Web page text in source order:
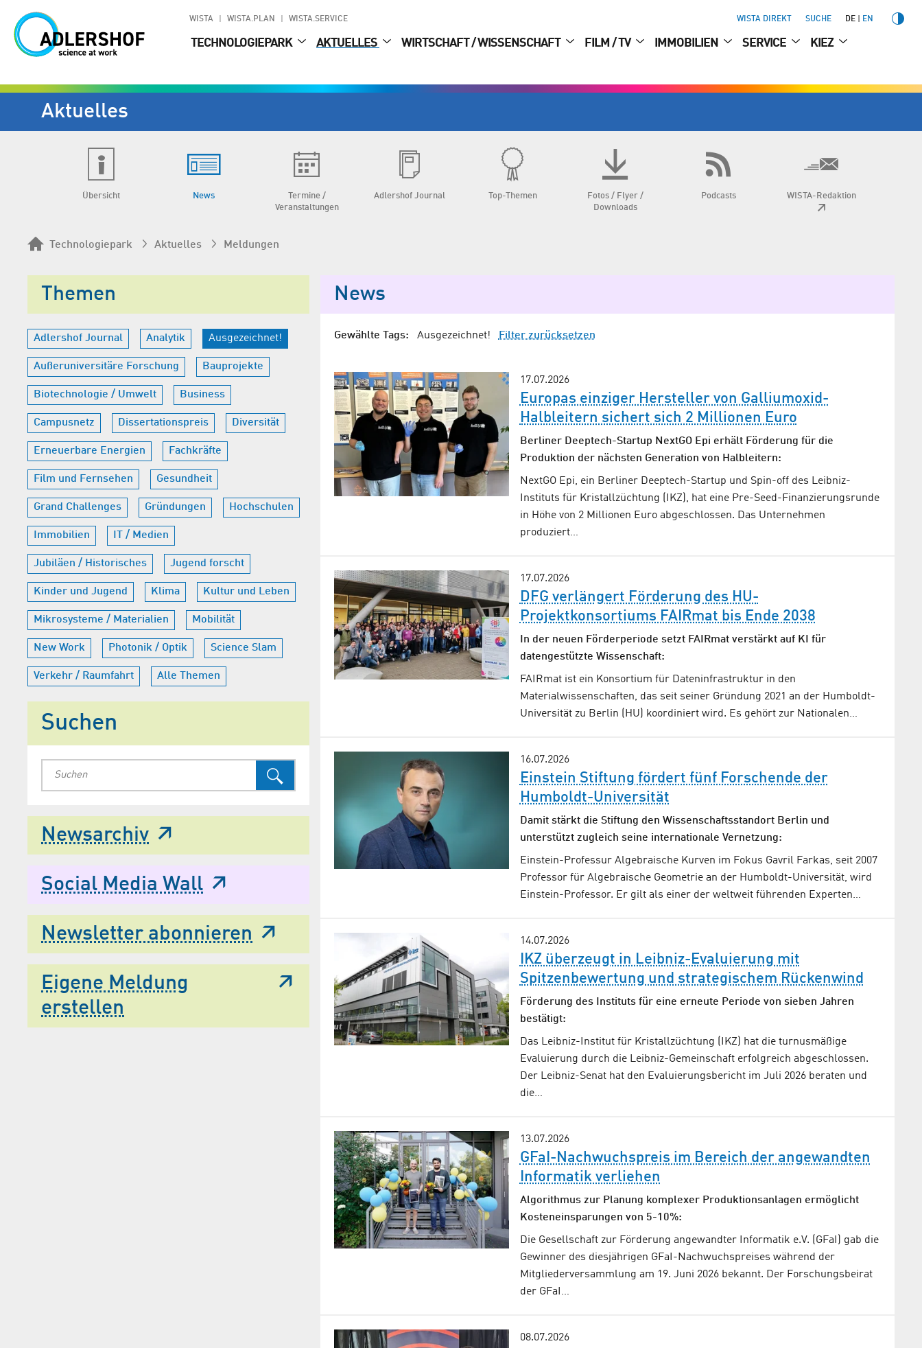
WISTA WISTA.PLAN WISTA.SERVICE WISTA DIREKT SUCHE DE EN
TECHNOLOGIEPARK AKTUELLES WIRTSCHAFT / WISSENSCHAFT FILM / TV IMMOBILIEN SERVICE KIEZ
Aktuelles
Übersicht News
Termine /
Veranstaltungen
Adlershof Journal Top-Themen
Fotos / Flyer /
Downloads
Podcasts WISTA-Redaktion
Technologiepark Aktuelles Meldungen
Themen
Adlershof Journal Analytik Ausgezeichnet!
Außeruniversitäre Forschung Bauprojekte
Biotechnologie / Umwelt Business
Campusnetz Dissertationspreis Diversität
Erneuerbare Energien Fachkräfte
Film und Fernsehen Gesundheit
Grand Challenges Gründungen Hochschulen
Immobilien IT / Medien
Jubiläen / Historisches Jugend forscht
Kinder und Jugend Klima Kultur und Leben
Mikrosysteme / Materialien Mobilität
New Work Photonik / Optik Science Slam
Verkehr / Raumfahrt Alle Themen
Suchen
Newsarchiv
Social Media Wall
Newsletter abonnieren
Eigene Meldung
erstellen
News
Gewählte Tags: Ausgezeichnet! Filter zurücksetzen
17.07.2026
Europas einziger Hersteller von Galliumoxid-
Halbleitern sichert sich 2 Millionen Euro
Berliner Deeptech-Startup NextGO Epi erhält Förderung für die
Produktion der nächsten Generation von Halbleitern:
NextGO Epi, ein Berliner Deeptech-Startup und Spin-off des Leibniz-
Instituts für Kristallzüchtung (IKZ), hat eine Pre-Seed-Finanzierungsrunde
in Höhe von 2 Millionen Euro abgeschlossen. Das Unternehmen
produziert…
17.07.2026
DFG verlängert Förderung des HU-
Projektkonsortiums FAIRmat bis Ende 2038
In der neuen Förderperiode setzt FAIRmat verstärkt auf KI für
datengestützte Wissenschaft:
FAIRmat ist ein Konsortium für Dateninfrastruktur in den
Materialwissenschaften, das seit seiner Gründung 2021 an der Humboldt-
Universität zu Berlin (HU) koordiniert wird. Es gehört zur Nationalen…
16.07.2026
Einstein Stiftung fördert fünf Forschende der
Humboldt-Universität
Damit stärkt die Stiftung den Wissenschaftsstandort Berlin und
unterstützt zugleich seine internationale Vernetzung:
Einstein-Professur Algebraische Kurven im Fokus Gavril Farkas, seit 2007
Professor für Algebraische Geometrie an der Humboldt-Universität, wird
Einstein-Professor. Er gilt als einer der weltweit führenden Experten…
14.07.2026
IKZ überzeugt in Leibniz-Evaluierung mit
Spitzenbewertung und strategischem Rückenwind
Förderung des Instituts für eine erneute Periode von sieben Jahren
bestätigt:
Das Leibniz-Institut für Kristallzüchtung (IKZ) hat die turnusmäßige
Evaluierung durch die Leibniz-Gemeinschaft erfolgreich abgeschlossen.
Der Leibniz-Senat hat den Evaluierungsbericht im Juli 2026 beraten und
die…
13.07.2026
GFaI-Nachwuchspreis im Bereich der angewandten
Informatik verliehen
Algorithmus zur Planung komplexer Produktionsanlagen ermöglicht
Kosteneinsparungen von 5-10%:
Die Gesellschaft zur Förderung angewandter Informatik e.V. (GFaI) gab die
Gewinner des diesjährigen GFaI-Nachwuchspreises während der
Mitgliederversammlung am 19. Juni 2026 bekannt. Der Forschungsbeirat
der GFaI…
08.07.2026